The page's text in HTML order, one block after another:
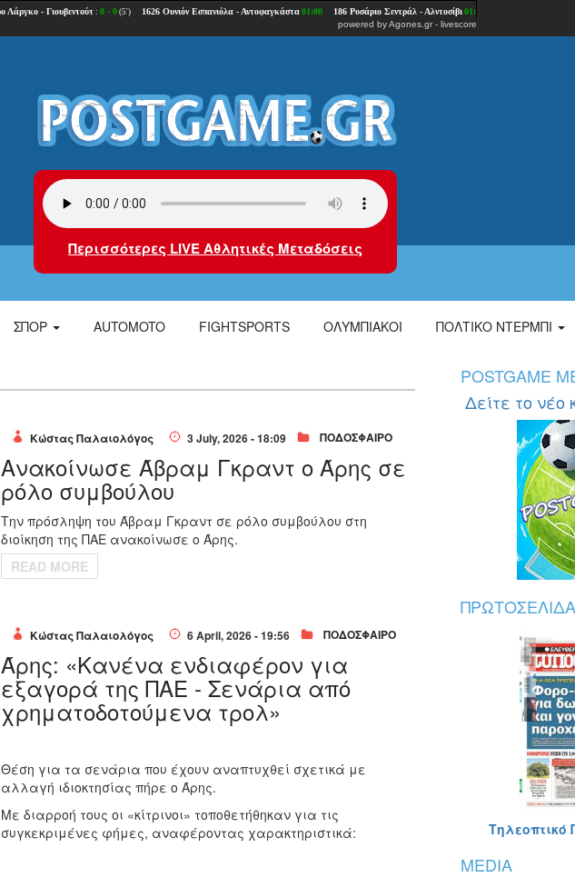
powered byAgones.gr- livescore
Περισσότερες LIVE Αθλητικές Μεταδόσεις
ΣΠΟΡ AUTOMOTO FIGHTSPORTS ΟΛΥΜΠΙΑΚΟΙ ΠΟΛΤΙΚΌ ΝΤΈΡΜΠΙ
Κώστας Παλαιολόγος 3 July, 2026 - 18:09 ΠΟΔΟΣΦΑΙΡΟ
Ανακοίνωσε Άβραμ Γκραντ ο Άρης σε
ρόλο συμβούλου
Την πρόσληψη του Άβραμ Γκραντ σε ρόλο συμβούλου στη
διοίκηση της ΠΑΕ ανακοίνωσε ο Άρης.
READ MORE
Κώστας Παλαιολόγος 6 April, 2026 - 19:56 ΠΟΔΟΣΦΑΙΡΟ
Άρης: «Κανένα ενδιαφέρον για
εξαγορά της ΠΑΕ - Σενάρια από
χρηματοδοτούμενα τρολ»
Θέση για τα σενάρια που έχουν αναπτυχθεί σχετικά με
αλλαγή ιδιοκτησίας πήρε ο Άρης.
Με διαρροή τους οι «κίτρινοι» τοποθετήθηκαν για τις
συγκεκριμένες φήμες, αναφέροντας χαρακτηριστικά:
POSTGAME
Δείτε το νέο
ΠΡΩΤΟΣΈΛΙΔΑ
MEDIA